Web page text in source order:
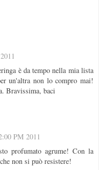
è da tempo nella mia lista
un'altra non lo compro mai!
Bravissima, baci
PM 2011
profumato agrume! Con la
non si può resistere!